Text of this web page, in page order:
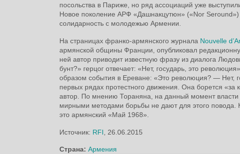
посольства в Париже, но ряд ассоциаций уже
Новое поколение АРФ «Дашнакцутюн» («Nor Seround»)
солидарность с молодежью Армении.
На страницах франко-армянского журнала Nouvelle
армянской общины Франции, опубликовал
ней автор приводит известную фразу из диалога
бунт?» герцог отвечает: «Нет, государь, это
образом события в Ереване: «Это революция? — Нет,
первых рядах протестного движения. Она борется
автор. По мнению Тораняна, на данный момент
мирными методами борьбы не дают для этого повода.
это армянский «Май 1968».
Источник: RFI , 26.06.2015
Страна: Армения